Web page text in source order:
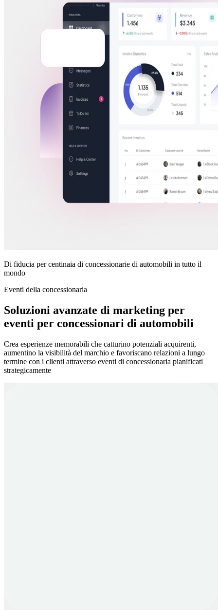
Di fiducia per centinaia di concessionarie di automobili in tutto il
mondo
Eventi della concessionaria
Soluzioni avanzate di marketing per
eventi per concessionari di automobili
Crea esperienze memorabili che catturino potenziali acquirenti,
aumentino la visibilità del marchio e favoriscano relazioni a lungo
termine con i clienti attraverso eventi di concessionaria pianificati
strategicamente